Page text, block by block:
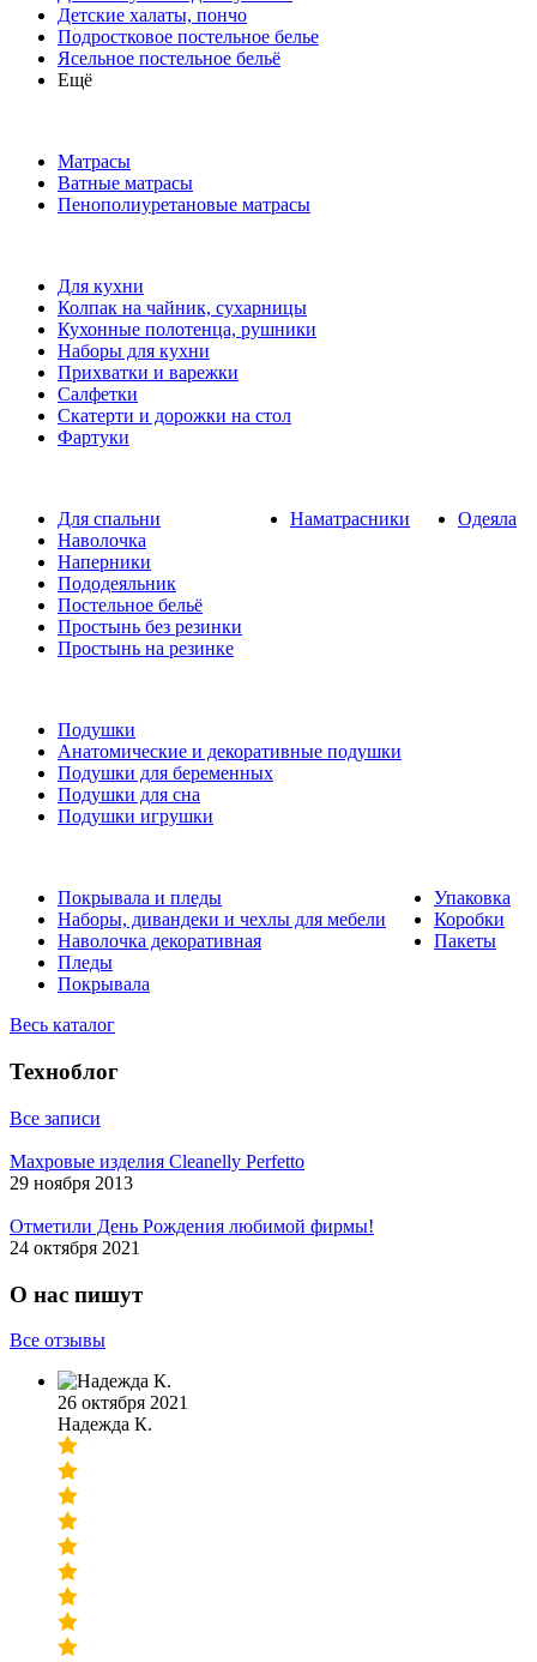
Детские халаты, пончо
Подростковое постельное белье
Ясельное постельное бельё
Ещё
Матрасы
Ватные матрасы
Пенополиуретановые матрасы
Для кухни
Колпак на чайник, сухарницы
Кухонные полотенца, рушники
Наборы для кухни
Прихватки и варежки
Салфетки
Скатерти и дорожки на стол
Фартуки
Для спальни
Наволочка
Наперники
Пододеяльник
Постельное бельё
Простынь без резинки
Простынь на резинке
Наматрасники Одеяла
Подушки
Анатомические и декоративные подушки
Подушки для беременных
Подушки для сна
Подушки игрушки
Покрывала и пледы
Наборы, дивандеки и чехлы для мебели
Наволочка декоративная
Пледы
Покрывала
Упаковка
Коробки
Пакеты
Весь каталог
Техноблог
Все записи
Махровые изделия Cleanelly Perfetto
29 ноября 2013
Отметили День Рождения любимой фирмы!
24 октября 2021
О нас пишут
Все отзывы
26 октября 2021
Надежда К.